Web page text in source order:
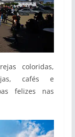
coloridas,
cafés e
felizes nas